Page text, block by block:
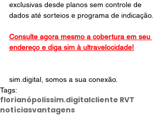
exclusivas desde planos sem controle de
dados até sorteios e programa de indicação.
Consulte agora mesmo a cobertura em seu
endereço e diga sim à ultravelocidade!
sim.digital, somos a sua conexão.
Tags:
florianópolissim.digitalcliente RVT
notíciasvantagens